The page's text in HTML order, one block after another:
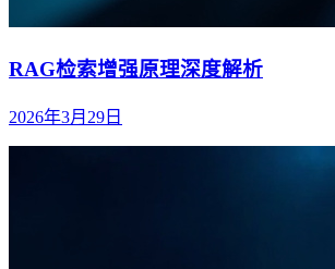
RAG检索增强原理深度解析
2026年3月29日